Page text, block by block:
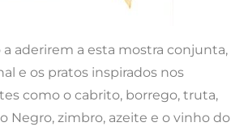
aderirem a esta mostra conjunta,
e os pratos inspirados nos
como o cabrito, borrego, truta,
Negro, zimbro, azeite e o vinho do